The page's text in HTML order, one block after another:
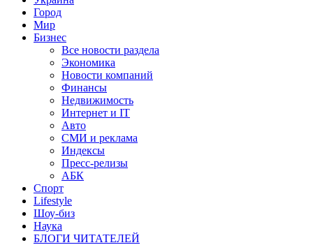
Город
Мир
Бизнес
Все новости раздела
Экономика
Новости компаний
Финансы
Недвижимость
Интернет и IT
Авто
СМИ и реклама
Индексы
Пресс-релизы
АБК
Спорт
Lifestyle
Шоу-биз
Наука
БЛОГИ ЧИТАТЕЛЕЙ